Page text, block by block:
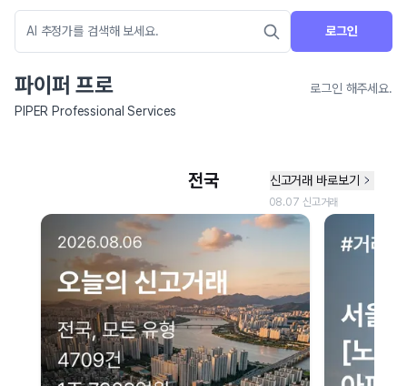
로그인
파이퍼 프로
로그인 해주세요.
PIPER Professional Services
네이버 지도 연결 안내